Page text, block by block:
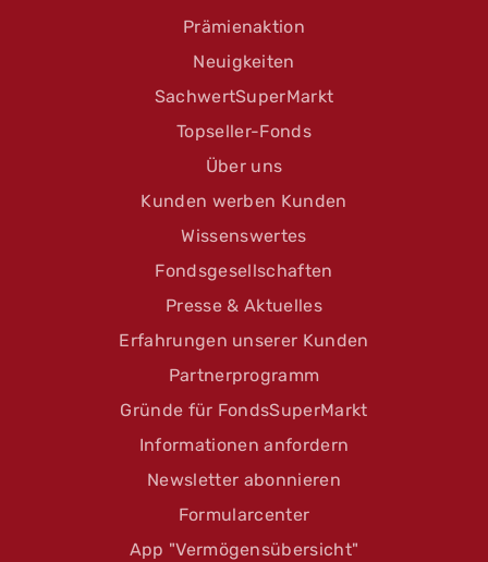
Prämienaktion
Neuigkeiten
SachwertSuperMarkt
Topseller-Fonds
Über uns
Kunden werben Kunden
Wissenswertes
Fondsgesellschaften
Presse & Aktuelles
Erfahrungen unserer Kunden
Partnerprogramm
Gründe für FondsSuperMarkt
Informationen anfordern
Newsletter abonnieren
Formularcenter
App "Vermögensübersicht"